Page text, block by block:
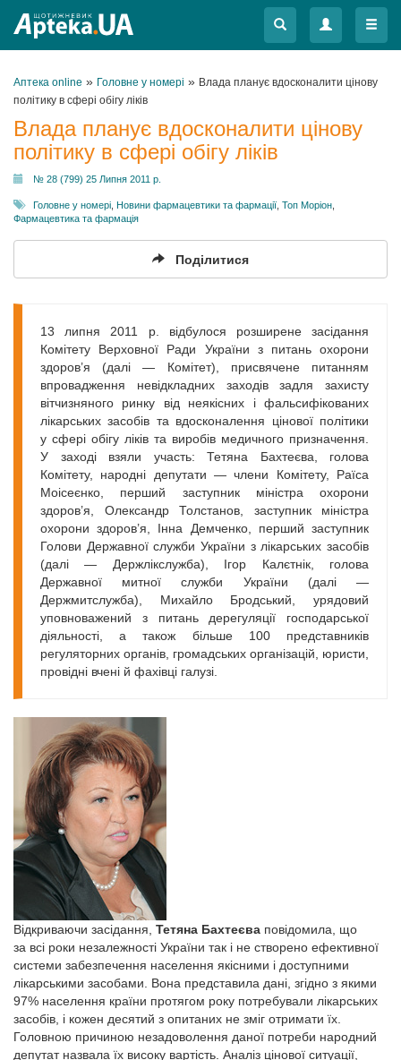
Меню
Меню
Аптека online » Головне у номері » Влада планує вдосконалити цінову
політику в сфері обігу ліків
Влада планує вдосконалити цінову
політику в сфері обігу ліків
№ 28 (799) 25 Липня 2011 р.
Головне у номері Новини фармацевтики та фармації Топ Моріон
Фармацевтика та фармація
Поділитися
13 липня 2011 р. відбулося розширене засідання
Комітету Верховної Ради України з питань охорони
здоров’я (далі — Комітет), присвячене питанням
впровадження невідкладних заходів задля захисту
вітчизняного ринку від неякісних і фальсифікованих
лікарських засобів та вдосконалення цінової політики
у сфері обігу ліків та виробів медичного призначення.
У заході взяли участь: Тетяна Бахтеєва, голова
Комітету, народні депутати — члени Комітету, Раїса
Моісеєнко, перший заступник міністра охорони
здоров’я, Олександр Толстанов, заступник міністра
охорони здоров’я, Інна Демченко, перший заступник
Голови Державної служби України з лікарських засобів
(далі — Держлікслужба), Ігор Калєтнік, голова
Державної митної служби України (далі —
Держмитслужба), Михайло Бродський, урядовий
уповноважений з питань дерегуляції господарської
діяльності, а також більше 100 представників
регуляторних органів, громадських організацій, юристи,
провідні вчені й фахівці галузі.
Відкриваючи засідання, Тетяна Бахтеєва повідомила, що
за всі роки незалежності України так і не створено ефективної
системи забезпечення населення якісними і доступними
лікарськими засобами. Вона представила дані, згідно з якими
97% населення країни протягом року потребували лікарських
засобів, і кожен десятий з опитаних не зміг отримати їх.
Головною причиною незадоволення даної потреби народний
депутат назвала їх високу вартість. Аналіз цінової ситуації,